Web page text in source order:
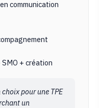
communication
+ création
pour une TPE
un